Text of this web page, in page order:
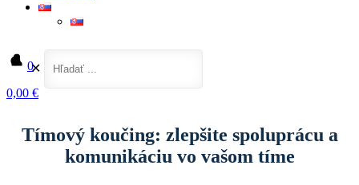
0
0,00 €
✕
Tímový koučing: zlepšite spoluprácu a
komunikáciu vo vašom tíme